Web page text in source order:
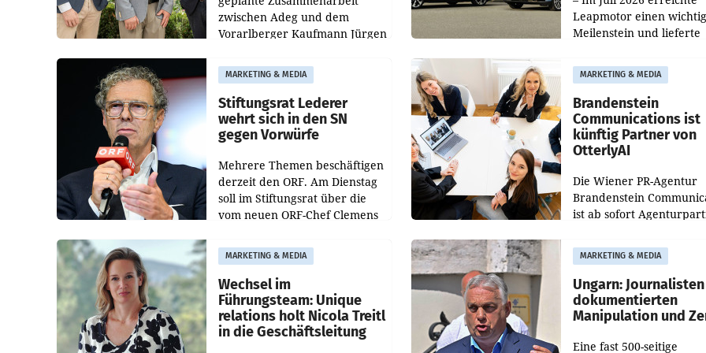
zwischen Adeg und dem
Vorarlberger Kaufmann Jürgen
freigegeben: Die
Bundeswettbewerbsbehörde
und der Bundeskartellanwalt
Leapmotor einen
Meilenstein und lieferte
aus, womit sich das
gegenüber Juli 2025
verdoppelte (+102
MARKETING & MEDIA
Stiftungsrat Lederer
wehrt sich in den SN
gegen Vorwürfe
Mehrere Themen beschäftigen
derzeit den ORF. Am Dienstag
soll im Stiftungsrat über die
vom neuen ORF-Chef Clemens
Besetzungen für die
Direktionen abgestimmt
werden.
MARKETING & MEDIA
Brandenstein
Communications ist
künftig Partner von
OtterlyAI
Die Wiener PR-Agentur
Brandenstein
ist ab sofort
Optimierungsplattform
OtterlyAI. Damit baut die
Agentur ihr
MARKETING & MEDIA
Wechsel im
Führungsteam: Unique
relations holt Nicola Treitl
in die Geschäftsleitung
MARKETING & MEDIA
Ungarn: Journalisten
dokumentierten
Manipulation und
Eine fast 500-seitige